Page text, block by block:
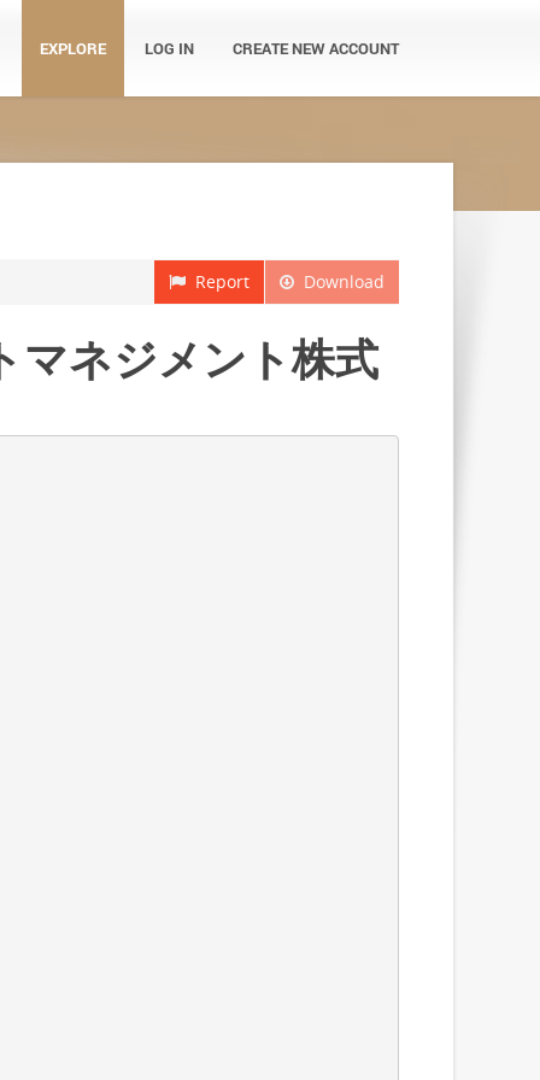
EXPLORE LOG IN CREATE NEW ACCOUNT
Download
Report
マネジメント株式